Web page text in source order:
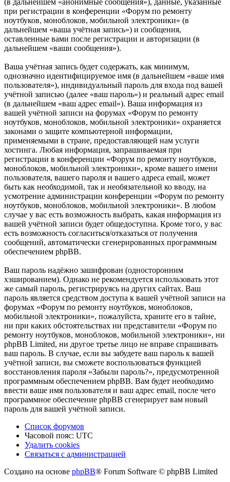
(в дальнейшем «анонимные сообщения»), данные, указанные
при регистрации в конференции «Форум по ремонту
ноутбуков, моноблоков, мобильной электроники» (в
дальнейшем «ваша учётная запись») и сообщения,
оставленные вами после регистрации и авторизации (в
дальнейшем «ваши сообщения»).
Ваша учётная запись будет содержать, как минимум,
однозначно идентифицируемое имя (в дальнейшем «ваше имя
пользователя»), индивидуальный пароль для входа под вашей
учётной записью (далее «ваш пароль») и реальный адрес email
(в дальнейшем «ваш адрес email»). Ваша информация из
вашей учётной записи на форумах «Форум по ремонту
ноутбуков, моноблоков, мобильной электроники» охраняется
законами о защите компьютерной информации,
применяемыми в стране, предоставляющей нам услуги
хостинга. Любая информация, запрашиваемая при
регистрации в конференции «Форум по ремонту ноутбуков,
моноблоков, мобильной электроники», кроме вашего имени
пользователя, вашего пароля и вашего адреса email, может
быть как необходимой, так и необязательной ко вводу, на
усмотрение администрации конференции «Форум по ремонту
ноутбуков, моноблоков, мобильной электроники». В любом
случае у вас есть возможность выбрать, какая информация из
вашей учётной записи будет общедоступна. Кроме того, у вас
есть возможность согласиться/отказаться от получения
сообщений, автоматически сгенерированных программным
обеспечением phpBB.
Ваш пароль надёжно зашифрован (односторонним
хэшированием). Однако не рекомендуется использовать этот
же самый пароль, регистрируясь на других сайтах. Ваш
пароль является средством доступа к вашей учётной записи на
форумах «Форум по ремонту ноутбуков, моноблоков,
мобильной электроники», пожалуйста, храните его в тайне,
ни при каких обстоятельствах ни представители «Форум по
ремонту ноутбуков, моноблоков, мобильной электроники», ни
phpBB Limited, ни другое третье лицо не вправе спрашивать
ваш пароль. В случае, если вы забудете ваш пароль к вашей
учётной записи, вы сможете воспользоваться функцией
восстановления пароля «Забыли пароль?», предусмотренной
программным обеспечением phpBB. Вам будет необходимо
ввести ваше имя пользователя и ваш адрес email, после чего
программное обеспечение phpBB сгенерирует вам новый
пароль для вашей учётной записи.
Список форумов
Часовой пояс: UTC
Удалить cookies
Связаться
администрацией
Связаться с администрацией
Создано на основе phpBB® Forum Software © phpBB Limited